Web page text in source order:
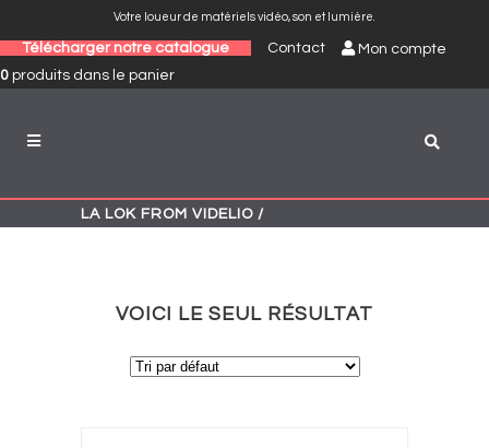
Votre loueur de matériels vidéo, son et lumière.
Télécharger notre catalogue Contact
Mon compte
0 produits dans le panier
LA LOK FROM VIDELIO /
VOICI LE SEUL RÉSULTAT